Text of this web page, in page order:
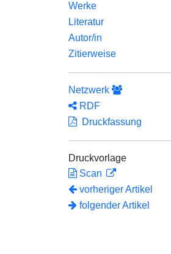
Werke
Literatur
Autor/in
Zitierweise
Netzwerk
RDF
Druckfassung
Druckvorlage
Scan
vorheriger Artikel
folgender Artikel